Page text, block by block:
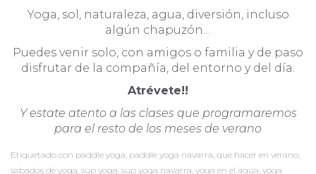
Yoga, sol, naturaleza, agua, diversión, incluso
algún chapuzón…
Puedes venir solo, con amigos o familia y de paso
disfrutar de la compañía, del entorno y del día.
Atrévete!!
Y estate atento a las clases que programaremos
para el resto de los meses de verano
Etiquetado con paddle yoga, paddle yoga navarra, que hacer en verano,
sabados de yoga, sup yoga, sup yoga navarra, yoga en el agua, yoga